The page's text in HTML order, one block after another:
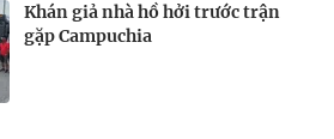
Khán giả nhà hồ hởi trước trận
gặp Campuchia